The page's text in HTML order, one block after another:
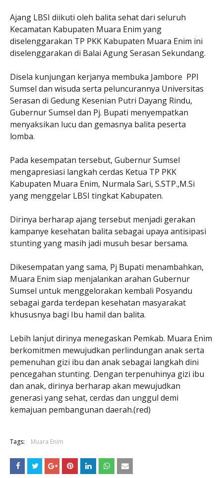
Ajang LBSI diikuti oleh balita sehat dari seluruh
Kecamatan Kabupaten Muara Enim yang
diselenggarakan TP PKK Kabupaten Muara Enim ini
diselenggarakan di Balai Agung Serasan Sekundang.
Disela kunjungan kerjanya membuka Jambore PPI
Sumsel dan wisuda serta peluncurannya Universitas
Serasan di Gedung Kesenian Putri Dayang Rindu,
Gubernur Sumsel dan Pj. Bupati menyempatkan
menyaksikan lucu dan gemasnya balita peserta
lomba.
Pada kesempatan tersebut, Gubernur Sumsel
mengapresiasi langkah cerdas Ketua TP PKK
Kabupaten Muara Enim, Nurmala Sari, S.STP.,M.Si
yang menggelar LBSI tingkat Kabupaten.
Dirinya berharap ajang tersebut menjadi gerakan
kampanye kesehatan balita sebagai upaya antisipasi
stunting yang masih jadi musuh besar bersama.
Dikesempatan yang sama, Pj Bupati menambahkan,
Muara Enim siap menjalankan arahan Gubernur
Sumsel untuk menggelorakan kembali Posyandu
sebagai garda terdepan kesehatan masyarakat
khususnya bagi Ibu hamil dan balita.
Lebih lanjut dirinya menegaskan Pemkab. Muara Enim
berkomitmen mewujudkan perlindungan anak serta
pemenuhan gizi ibu dan anak sebagai langkah dini
pencegahan stunting. Dengan terpenuhinya gizi ibu
dan anak, dirinya berharap akan mewujudkan
generasi yang sehat, cerdas dan unggul demi
kemajuan pembangunan daerah.(red)
Tags: Muara Enim